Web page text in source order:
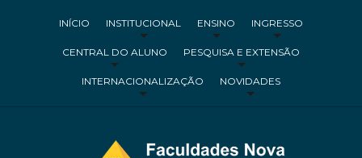
INÍCIO INSTITUCIONAL ENSINO INGRESSO
CENTRAL DO ALUNO PESQUISA E EXTENSÃO
INTERNACIONALIZAÇÃO NOVIDADES